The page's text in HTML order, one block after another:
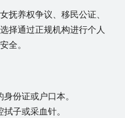
抚养权争议、移民公证、
择通过正规机构进行个人
全。
份证或户口本。
子或采血针。